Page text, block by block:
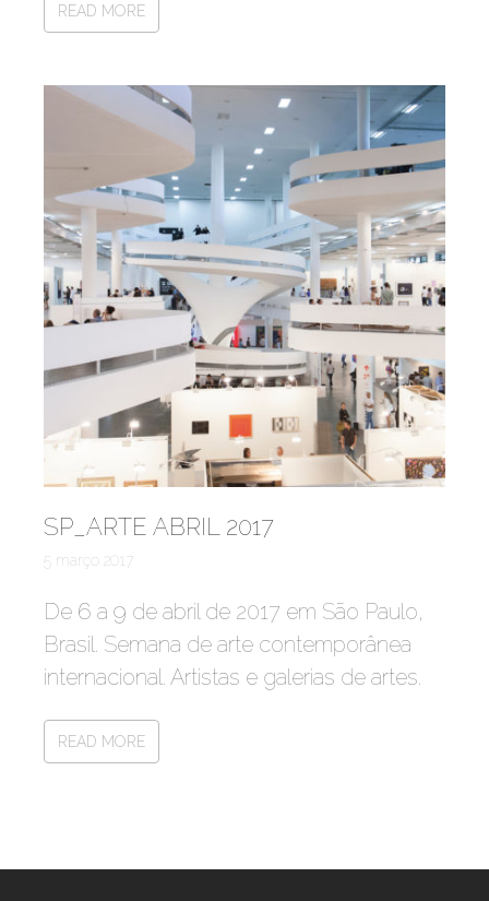
READ MORE
SP_ARTE ABRIL 2017
5 março 2017
De 6 a 9 de abril de 2017 em São Paulo,
Brasil. Semana de arte contemporânea
internacional. Artistas e galerias de artes.
READ MORE